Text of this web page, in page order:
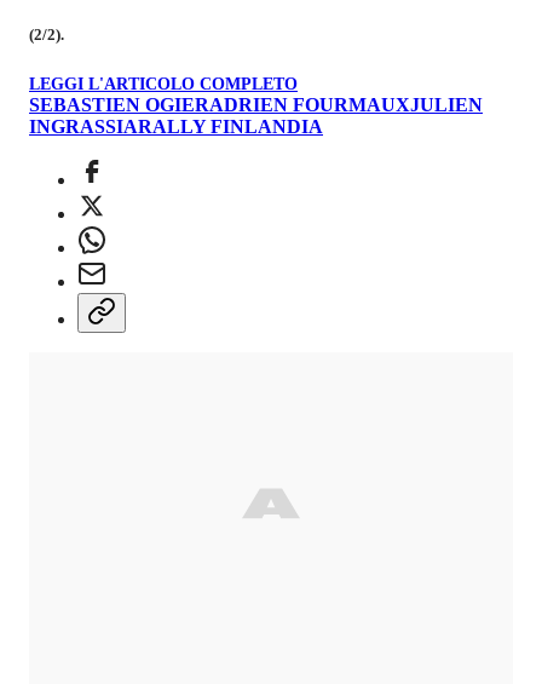
(2/2).
LEGGI L'ARTICOLO COMPLETO
SEBASTIEN OGIERADRIEN FOURMAUXJULIEN
INGRASSIARALLY FINLANDIA